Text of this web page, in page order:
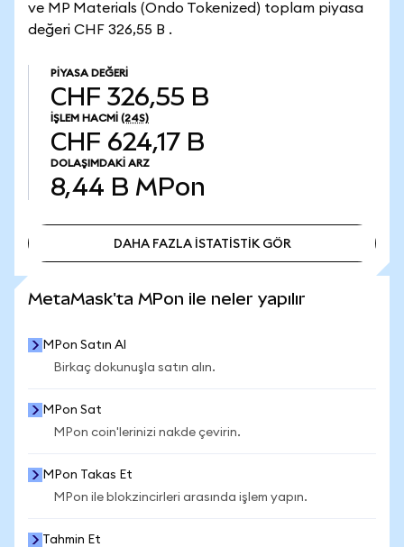
ve MP Materials (Ondo Tokenized) toplam piyasa
değeri CHF 326,55 B .
PIYASA DEĞERI
CHF 326,55 B
İŞLEM HACMI (24S)
CHF 624,17 B
DOLAŞIMDAKI ARZ
8,44 B MPon
DAHA FAZLA İSTATİSTİK GÖR
MetaMask'ta MPon ile neler yapılır
MPon Satın Al
Birkaç dokunuşla satın alın.
MPon Sat
MPon coin'lerinizi nakde çevirin.
MPon Takas Et
MPon ile blokzincirleri arasında işlem yapın.
Tahmin Et